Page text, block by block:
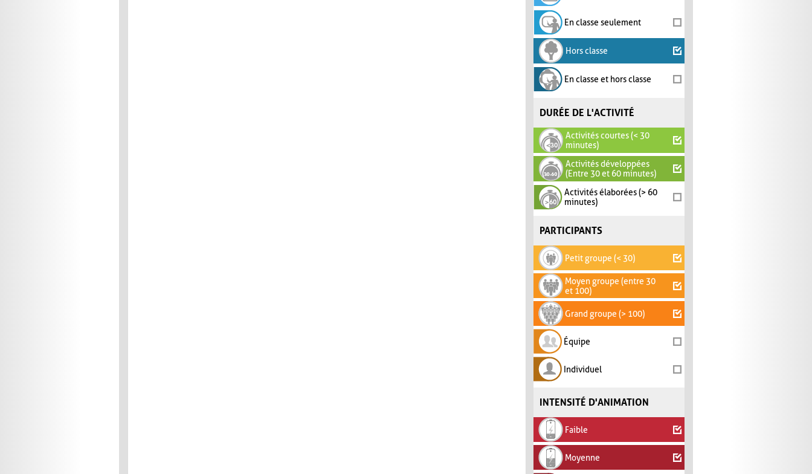
En classe seulement
Hors classe
En classe et hors classe
DURÉE DE L'ACTIVITÉ
Activités courtes (< 30
minutes)
Activités développées
(Entre 30 et 60 minutes)
Activités élaborées (> 60
minutes)
PARTICIPANTS
Petit groupe (< 30)
Moyen groupe (entre 30
et 100)
Grand groupe (> 100)
Équipe
Individuel
INTENSITÉ D'ANIMATION
Faible
Moyenne